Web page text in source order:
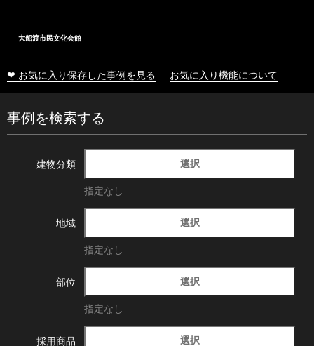
大船渡市民文化会館
❤ お気に入り保存した事例を見る お気に入り機能について
事例を検索する
建物分類 選択
指定なし
地域 選択
指定なし
部位 選択
指定なし
採用商品 選択